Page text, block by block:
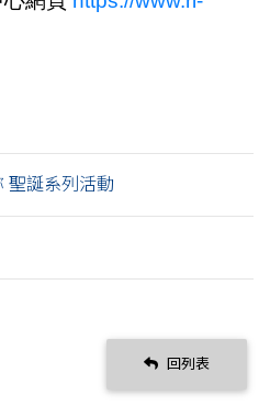
聖誕系列活動
回列表